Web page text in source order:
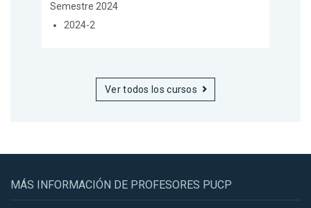
Semestre 2024
2024-2
Ver todos los cursos
MÁS INFORMACIÓN DE PROFESORES PUCP